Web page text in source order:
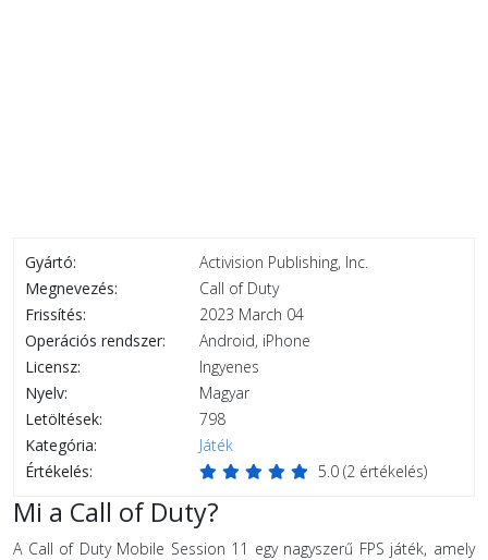
Gyártó:
Activision Publishing, Inc.
Megnevezés:
Call of Duty
Frissítés:
2023 March 04
Operációs rendszer:
Android, iPhone
Licensz:
Ingyenes
Nyelv:
Magyar
Letöltések:
798
Kategória:
Játék
Értékelés:
5.0 (2 értékelés)
Mi a Call of Duty?
A Call of Duty Mobile Session 11 egy nagyszerű FPS játék, amely